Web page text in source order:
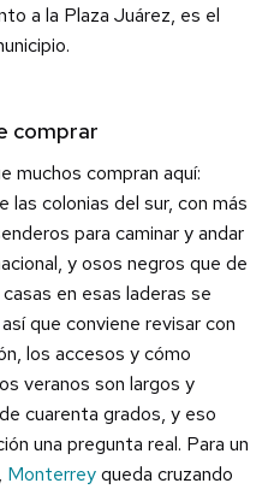
a la Plaza Juárez, es el
comprar
muchos compran aquí:
colonias del sur, con más
para caminar y andar
y osos negros que de
en esas laderas se
que conviene revisar con
los accesos y cómo
veranos son largos y
cuarenta grados, y eso
una pregunta real. Para un
Monterreyqueda cruzando